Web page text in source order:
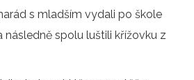
s mladším vydali po škole
následně spolu luštili křížovku z